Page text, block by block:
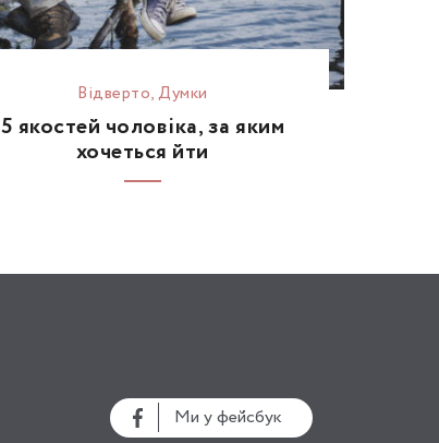
Відвертo,Думки
5 якостей чоловіка, за яким
хочеться йти
Ми у фейсбук